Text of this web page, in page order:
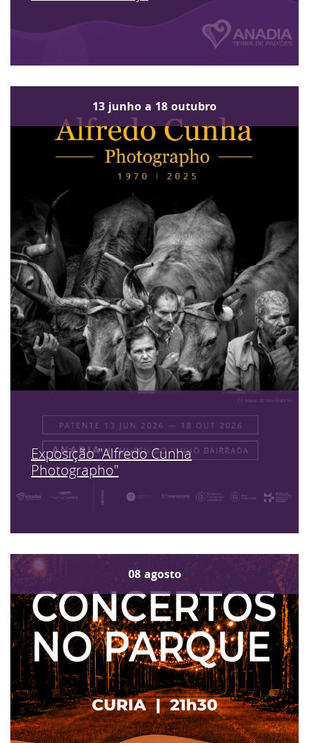
13 junho a 18 outubro
Exposição "Alfredo Cunha
Photographo"
08 agosto